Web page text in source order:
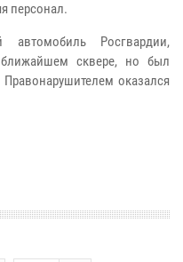
персонал.
Росгвардии,
сквере, но был
оказался